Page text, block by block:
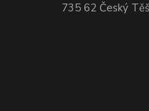
735 62 Český